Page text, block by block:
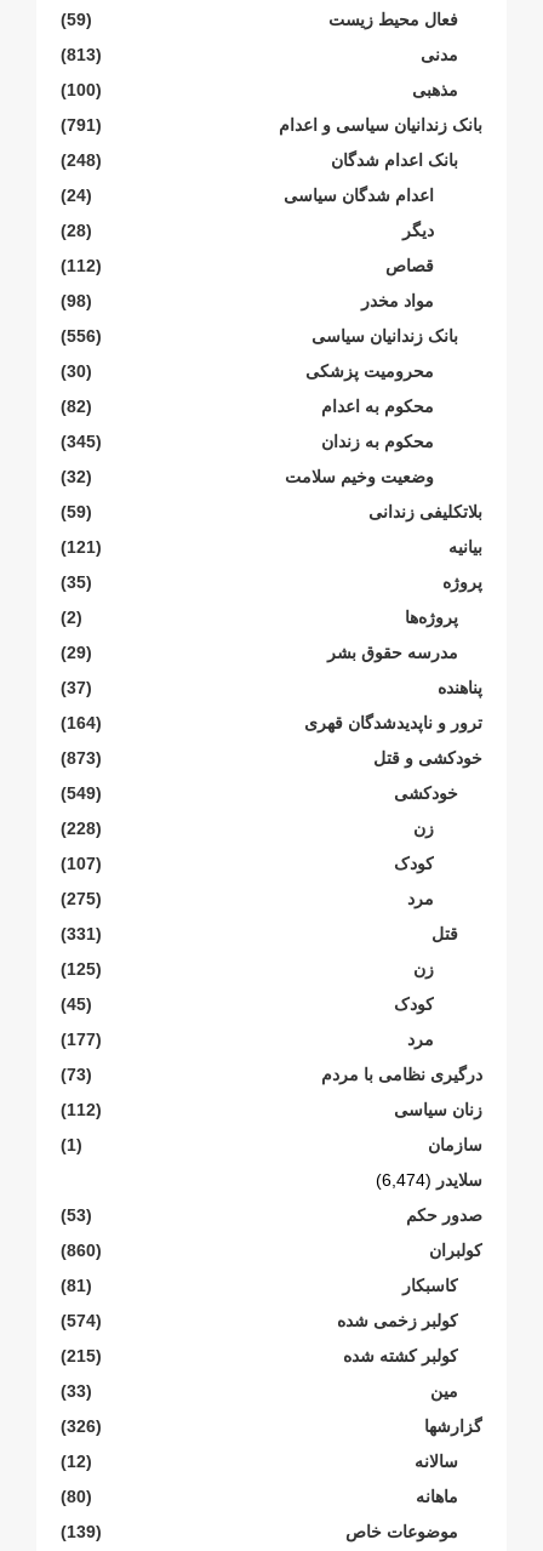
فعال محیط زیست
(59)
مدنی
(813)
مذهبی
(100)
بانک زندانیان سیاسی و اعدام
(791)
بانک اعدام شدگان
(248)
اعدام شدگان سیاسی
(24)
دیگر
(28)
قصاص
(112)
مواد مخدر
(98)
بانک زندانیان سیاسی
(556)
محرومیت پزشکی
(30)
محکوم بە اعدام
(82)
محکوم بە زندان
(345)
وضعیت وخیم سلامت
(32)
بلاتکلیفی زندانی
(59)
بیانیە
(121)
پروژە
(35)
پروژەها
(2)
مدرسە حقوق بشر
(29)
پناهنده
(37)
ترور و ناپدیدشدگان قهری
(164)
خودکشی و قتل
(873)
خودکشی
(549)
زن
(228)
کودک
(107)
مرد
(275)
قتل
(331)
زن
(125)
کودک
(45)
مرد
(177)
درگیری نظامی با مردم
(73)
زنان سیاسی
(112)
سازمان
(1)
سلایدر (6,474)
صدور حکم
(53)
کولبران
(860)
کاسبکار
(81)
کولبر زخمی شدە
(574)
کولبر کشتە شدە
(215)
مین
(33)
گزارشها
(326)
سالانە
(12)
ماهانە
(80)
موضوعات خاص
(139)